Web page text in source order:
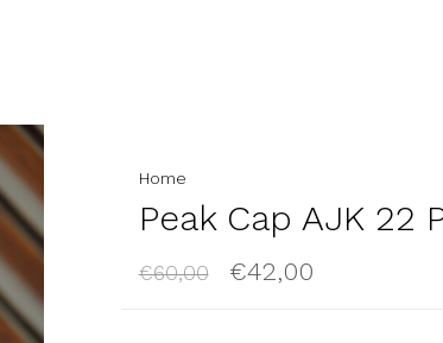
Home
Peak Cap AJK
€60,00 €42,00